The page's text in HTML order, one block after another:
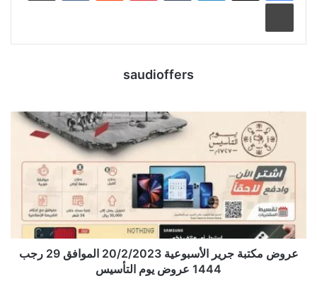
saudioffers
عروض مكتبة جرير الأسبوعية 20/2/2023 الموافق 29 رجب
1444 عروض يوم التأسيس